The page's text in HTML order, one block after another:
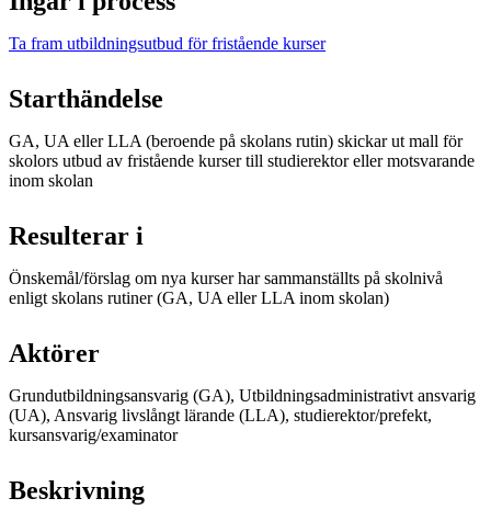
Ta fram utbildningsutbud för fristående kurser
Starthändelse
GA, UA eller LLA (beroende på skolans rutin) skickar ut mall för
skolors utbud av fristående kurser till studierektor eller motsvarande
inom skolan
Resulterar i
Önskemål/förslag om nya kurser har sammanställts på skolnivå
enligt skolans rutiner (GA, UA eller LLA inom skolan)
Aktörer
Grundutbildningsansvarig (GA), Utbildningsadministrativt ansvarig
(UA), Ansvarig livslångt lärande (LLA), studierektor/prefekt,
kursansvarig/examinator
Beskrivning